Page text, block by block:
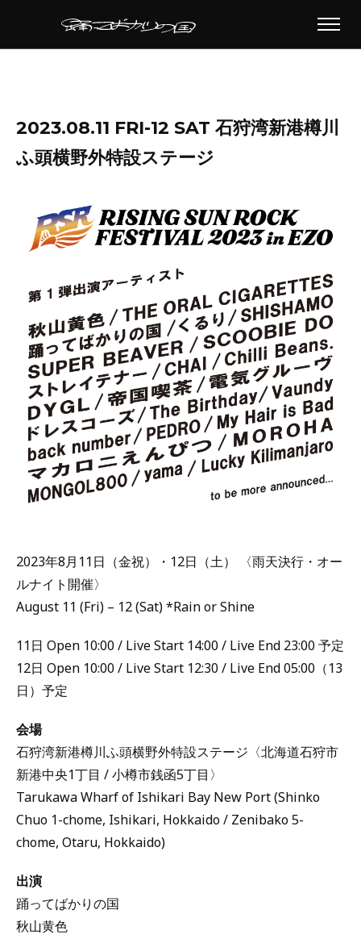
2023.08.11 FRI-12 SAT 石狩湾新港樽川
ふ頭横野外特設ステージ
2023年8月11日（金祝）・12日（土） 〈雨天決行・オー
ルナイト開催〉
August 11 (Fri) – 12 (Sat) *Rain or Shine
11日 Open 10:00 / Live Start 14:00 / Live End 23:00 予定
12日 Open 10:00 / Live Start 12:30 / Live End 05:00（13
日）予定
会場
石狩湾新港樽川ふ頭横野外特設ステージ〈北海道石狩市
新港中央1丁目 / 小樽市銭函5丁目〉
Tarukawa Wharf of Ishikari Bay New Port (Shinko
Chuo 1-chome, Ishikari, Hokkaido / Zenibako 5-
chome, Otaru, Hokkaido)
出演
踊ってばかりの国
秋山黄色